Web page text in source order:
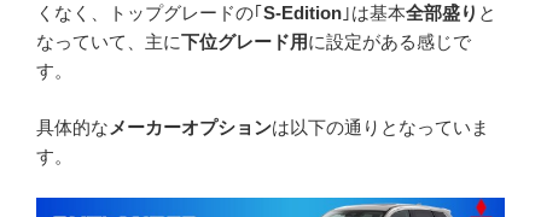
くなく、トップグレードの｢S-Edition ｣は基本全部盛り と
なっていて、主に下位グレード用に設定がある感じで
す。
具体的な メーカーオプションは以下の通りとなっていま
す。